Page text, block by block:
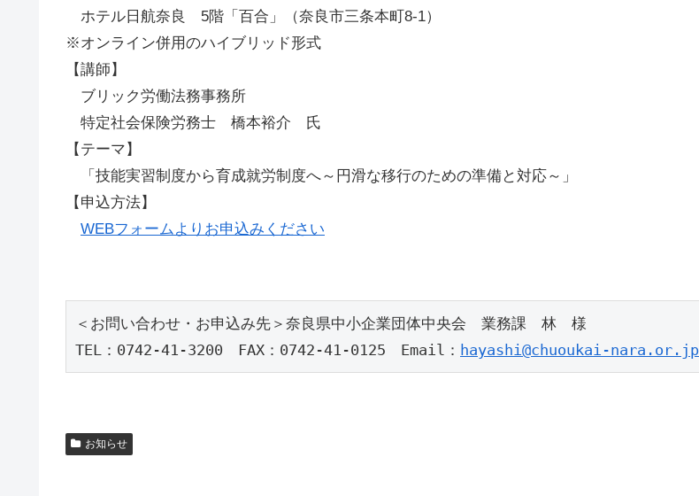
ホテル日航奈良 5階「百合」（奈良市三条本町8-1）
※オンライン併用のハイブリッド形式
【講師】
ブリック労働法務事務所
特定社会保険労務士 橋本裕介 氏
【テーマ】
「技能実習制度から育成就労制度へ～円滑な移行のための準備と対応～」
【申込方法】
WEBフォームよりお申込みください
＜お問い合わせ・お申込み先＞奈良県中小企業団体中央会　業務課　林　様
TEL：0742-41-3200　FAX：0742-41-0125　Email： hayashi@chuoukai-nara.or.jp
お知らせ